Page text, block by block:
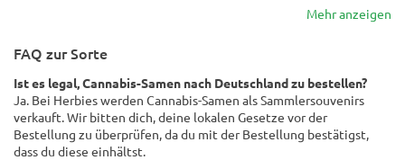
Mehr anzeigen
FAQ zur Sorte
Ist es legal, Cannabis-Samen nach Deutschland zu bestellen?
Ja. Bei Herbies werden Cannabis-Samen als Sammlersouvenirs
verkauft. Wir bitten dich, deine lokalen Gesetze vor der
Bestellung zu überprüfen, da du mit der Bestellung bestätigst,
dass du diese einhältst.